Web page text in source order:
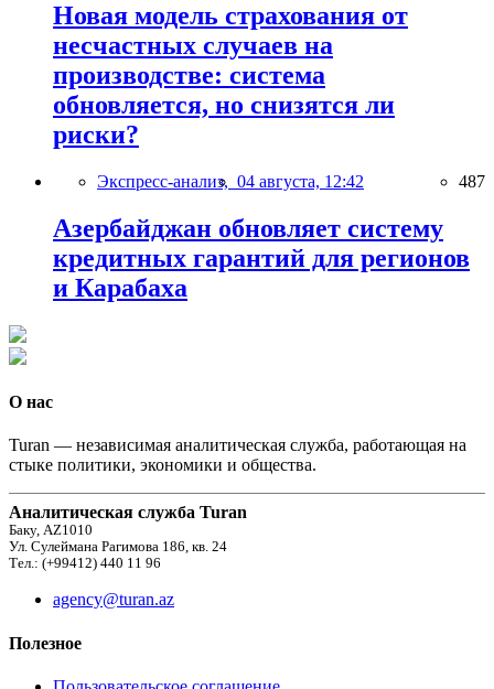
Новая модель страхования от
несчастных случаев на
производстве: система
обновляется, но снизятся ли
риски?
Экспресс-анализ, 04 августа, 12:42 487
Азербайджан обновляет систему
кредитных гарантий для регионов
и Карабаха
О нас
Turan — независимая аналитическая служба, работающая на
стыке политики, экономики и общества.
Аналитическая служба Turan
Баку, AZ1010
Ул. Сулеймана Рагимова 186, кв. 24
Тел.: (+99412) 440 11 96
agency@turan.az
Полезное